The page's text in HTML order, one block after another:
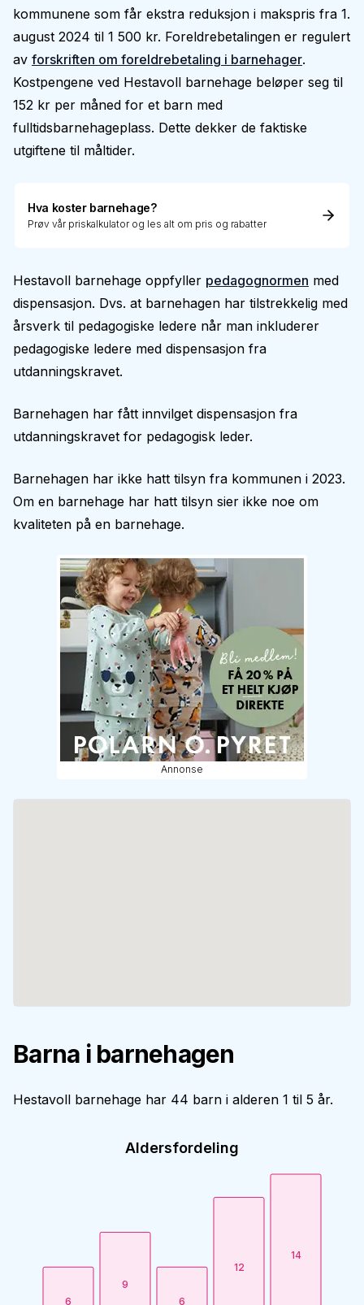
kommunene som får ekstra reduksjon i makspris fra 1.
august 2024 til 1 500 kr. Foreldrebetalingen er regulert
av forskriften om foreldrebetaling i barnehager.
Kostpengene ved Hestavoll barnehage beløper seg til
152 kr per måned for et barn med
fulltidsbarnehageplass. Dette dekker de faktiske
utgiftene til måltider.
Hva koster barnehage?
Prøv vår priskalkulator og les alt om pris og rabatter
Hestavoll barnehage oppfyller pedagognormen med
dispensasjon. Dvs. at barnehagen har tilstrekkelig med
årsverk til pedagogiske ledere når man inkluderer
pedagogiske ledere med dispensasjon fra
utdanningskravet.
Barnehagen har fått innvilget dispensasjon fra
utdanningskravet for pedagogisk leder.
Barnehagen har ikke hatt tilsyn fra kommunen i 2023.
Om en barnehage har hatt tilsyn sier ikke noe om
kvaliteten på en barnehage.
Annonse
Barna i barnehagen
Hestavoll barnehage har 44 barn i alderen 1 til 5 år.
Aldersfordeling
6
9
6
12
14